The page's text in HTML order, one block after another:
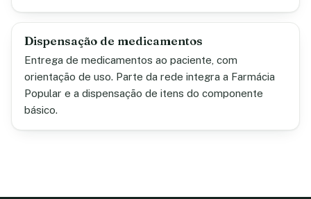
Dispensação de medicamentos
Entrega de medicamentos ao paciente, com
orientação de uso. Parte da rede integra a Farmácia
Popular e a dispensação de itens do componente
básico.